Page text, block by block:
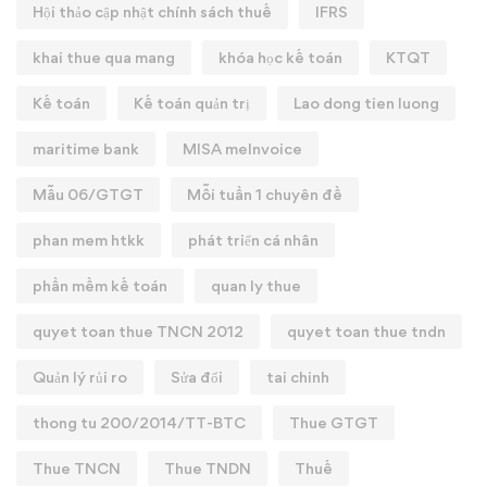
Hội thảo cập nhật chính sách thuế IFRS
khai thue qua mang khóa học kế toán KTQT
Kế toán Kế toán quản trị Lao dong tien luong
maritime bank MISA meInvoice
Mẫu 06/GTGT Mỗi tuần 1 chuyên đề
phan mem htkk phát triển cá nhân
phần mềm kế toán quan ly thue
quyet toan thue TNCN 2012 quyet toan thue tndn
Quản lý rủi ro Sửa đổi tai chinh
thong tu 200/2014/TT-BTC Thue GTGT
Thue TNCN Thue TNDN Thuế